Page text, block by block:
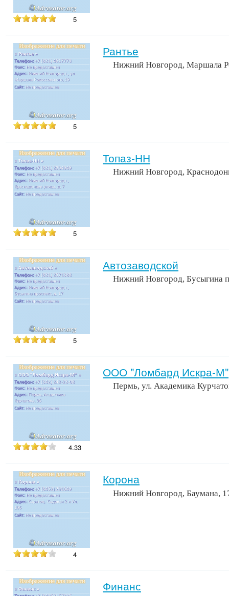
5
5
Рантье
Нижний Новгород, Маршала
5
Топаз-НН
Нижний Новгород,
5
Автозаводской
Нижний Новгород, Бусыгина
4.33
ООО "Ломбард Искра-М"
Пермь, ул. Академика
4
Корона
Нижний Новгород, Баумана,
Финанс